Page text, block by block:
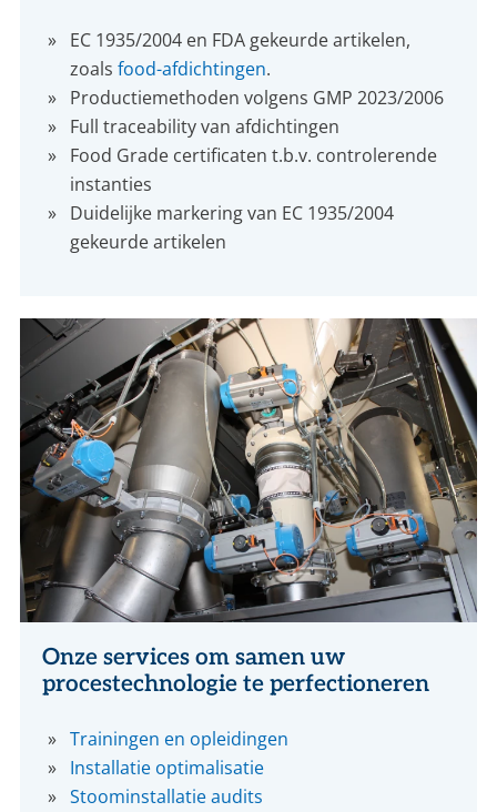
EC 1935/2004 en FDA gekeurde artikelen,
zoalsfood-afdichtingen.
Productiemethoden volgens GMP 2023/2006
Full traceability van afdichtingen
Food Grade certificaten t.b.v. controlerende
instanties
Duidelijke markering van EC 1935/2004
gekeurde artikelen
Onze services om samen uw
procestechnologie te perfectioneren
Trainingen en opleidingen
Installatie optimalisatie
Stoominstallatie audits